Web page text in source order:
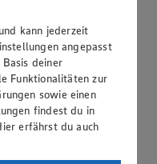
Erwachsenen laut
kann jederzeit
angepasst
deiner
Funktionalitäten zur
sowie einen
findest du in
erfährst du auch